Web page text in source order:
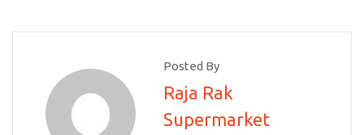
Posted By
Raja Rak
Supermarket